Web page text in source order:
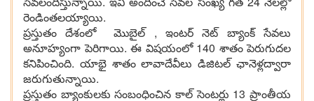
రెండింత‌ల‌య్యాయి.
ప్ర‌స్తుతం దేశంలో మొబైల్ , ఇంట‌ర్ నెట్ బ్యాంక్ సేవ‌లు
అనూహ్యంగా పెరిగాయి. ఈ విష‌యంలో 140 శాతం పెరుగుద‌ల
క‌నిపించింది. యాభై శాతం లావాదేవీలు డిజిట‌ల్ ఛానెళ్ల‌ద్వారా
జరుగుతున్నాయి.
ప్ర‌స్తుతం బ్యాంకుల‌కు సంబంధించిన కాల్ సెంట‌ర్లు 13 ప్రాంతీయ